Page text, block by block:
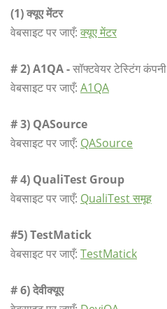
(1) क्यूए मेंटर
वेबसाइट पर जाएँ: क्यूए मेंटर
# 2) A1QA -सॉफ्टवेयर टेस्टिंग कंपनी
वेबसाइट पर जाएँ: A1QA
# 3) QASource
वेबसाइट पर जाएँ: QASource
# 4) QualiTest Group
वेबसाइट पर जाएँ: QualiTest समूह
#5) TestMatick
वेबसाइट पर जाएँ: TestMatick
# 6) देवीक्यूए